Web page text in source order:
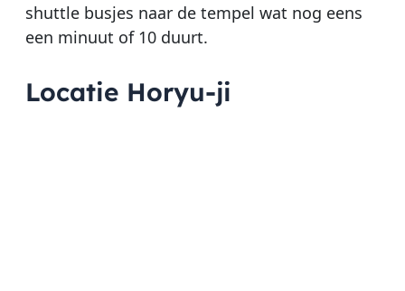
shuttle busjes naar de tempel wat nog eens
een minuut of 10 duurt.
Locatie Horyu-ji